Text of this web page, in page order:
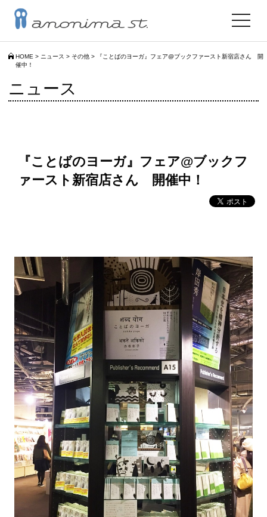
HOME > ニュース > その他 >
『ことばのヨーガ』フェア@ブックファースト新宿店さん 開
催中！
toggle
ニュース
『ことばのヨーガ』フェア@ブックフ
ァースト新宿店さん 開催中！